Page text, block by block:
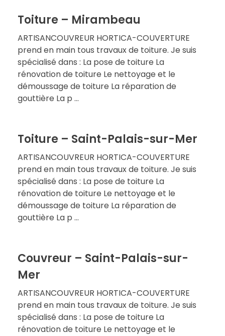
Toiture – Mirambeau
ARTISANCOUVREUR HORTICA-COUVERTURE
prend en main tous travaux de toiture. Je suis
spécialisé dans : La pose de toiture La
rénovation de toiture Le nettoyage et le
démoussage de toiture La réparation de
gouttière La p ...
Toiture – Saint-Palais-sur-Mer
ARTISANCOUVREUR HORTICA-COUVERTURE
prend en main tous travaux de toiture. Je suis
spécialisé dans : La pose de toiture La
rénovation de toiture Le nettoyage et le
démoussage de toiture La réparation de
gouttière La p ...
Couvreur – Saint-Palais-sur-
Mer
ARTISANCOUVREUR HORTICA-COUVERTURE
prend en main tous travaux de toiture. Je suis
spécialisé dans : La pose de toiture La
rénovation de toiture Le nettoyage et le